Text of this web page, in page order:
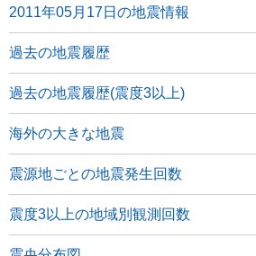
2011年05月17日の地震情報
過去の地震履歴
過去の地震履歴(震度3以上)
海外の大きな地震
震源地ごとの地震発生回数
震度3以上の地域別観測回数